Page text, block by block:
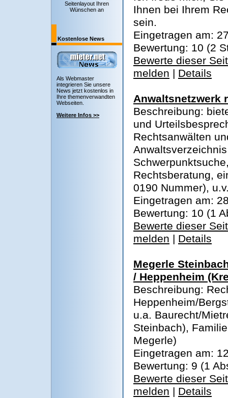
Seitenlayout Ihren
Wünschen an
Kostenlose News
Als Webmaster
integrieren Sie unsere
News jetzt kostenlos in
Ihre themenverwandten
Webseiten.
Weitere Infos >>
Ihnen bei Ihrem
sein.
Eingetragen am:
Bewertung: 10 (2
Bewerte dieser
melden | Details
Anwaltsnetzwerk
Beschreibung:
und
Rechtsanwälten
Rechtsberatung,
0190 Nummer),
Eingetragen am:
Bewertung: 10 (1
Bewerte dieser
melden | Details
Megerle
/ Heppenheim
Beschreibung:
Heppenheim/
u.a. Baurecht/
Steinbach),
Megerle)
Eingetragen am:
Bewertung: 9 (1
Bewerte dieser
melden | Details